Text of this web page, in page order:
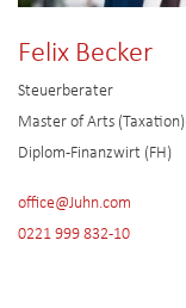
Felix Becker
Steuerberater
Master of Arts (Taxation)
Diplom-Finanzwirt (FH)
office@Juhn.com
0221 999 832-10